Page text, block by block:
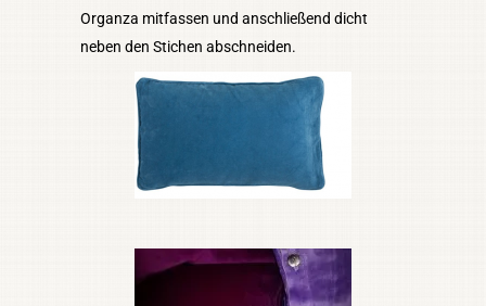
Organza mitfassen und anschließend dicht
neben den Stichen abschneiden.